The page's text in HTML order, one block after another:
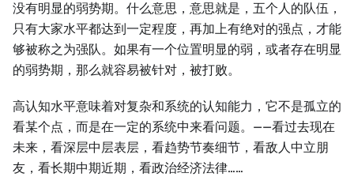
没有明显的弱势期。什么意思，意思就是，五个人的队伍，
只有大家水平都达到一定程度，再加上有绝对的强点，才能
够被称之为强队。如果有一个位置明显的弱，或者存在明显
的弱势期，那么就容易被针对，被打败。
高认知水平意味着对复杂和系统的认知能力，它不是孤立的
看某个点，而是在一定的系统中来看问题。——看过去现在
未来，看深层中层表层，看趋势节奏细节，看敌人中立朋
友，看长期中期近期，看政治经济法律……